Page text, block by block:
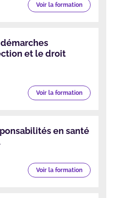
Voir la formation
et le droit
Voir la formation
en santé
Voir la formation